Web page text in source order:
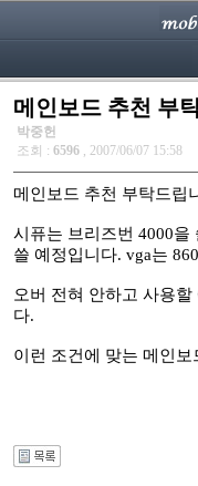
메인보드 추천 부
박중헌
조회 : 6596 , 2007/06/07 15:58
메인보드 추천 부탁드립
시퓨는 브리즈번 4000을
쓸 예정입니다. vga는
오버 전혀 안하고 사용
다.
이런 조건에 맞는 메인